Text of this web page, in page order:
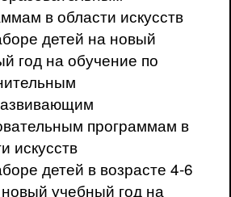
в области искусств
детей на новый
год на обучение по
программам в
искусств
детей в возрасте 4-6
учебный год на